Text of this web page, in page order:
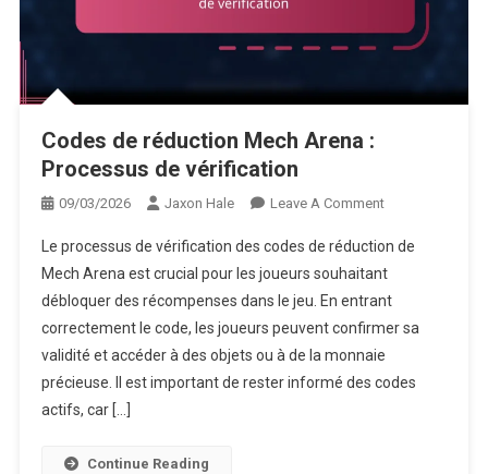
Codes de réduction Mech Arena :
Processus de vérification
09/03/2026 Jaxon Hale Leave A CommentOn
De
Réduction
Mech
Arena
:
Processus
Le processus de vérification des codes de réduction de
Mech Arena est crucial pour les joueurs souhaitant
débloquer des récompenses dans le jeu. En entrant
correctement le code, les joueurs peuvent confirmer sa
validité et accéder à des objets ou à de la monnaie
précieuse. Il est important de rester informé des codes
actifs, car […]
Continue Reading